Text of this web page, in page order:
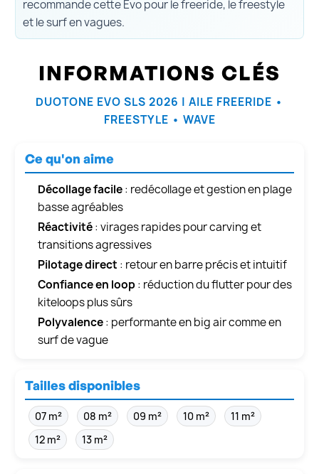
recommande cette Evo pour le freeride, le freestyle
et le surf en vagues.
INFORMATIONS CLÉS
DUOTONE EVO SLS 2026 | AILE FREERIDE •
FREESTYLE • WAVE
Ce qu'on aime
Décollage facile: redécollage et gestion en plage
basse agréables
Réactivité: virages rapides pour carving et
transitions agressives
Pilotage direct : retour en barre précis et intuitif
Confiance en loop: réduction du flutter pour des
kiteloops plus sûrs
Polyvalence: performante en big air comme en
surf de vague
Tailles disponibles
07 m² 08 m² 09 m² 10 m²
11 m²
12 m²
13 m²